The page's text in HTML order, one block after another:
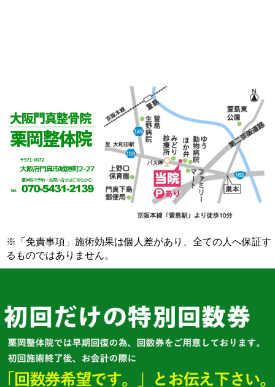
※「免責事項」施術効果は個人差があり、全ての人へ保証す
るものではありません。